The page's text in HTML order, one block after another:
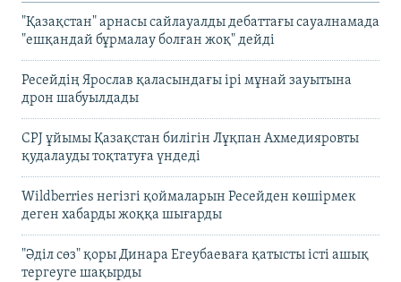
"Қазақстан" арнасы сайлауалды дебаттағы сауалнамада
"ешқандай бұрмалау болған жоқ" дейді
Ресейдің Ярослав қаласындағы ірі мұнай зауытына
дрон шабуылдады
CPJ ұйымы Қазақстан билігін Лұқпан Ахмедияровты
қудалауды тоқтатуға үндеді
Wildberries негізгі қоймаларын Ресейден көшірмек
деген хабарды жоққа шығарды
"Әділ сөз" қоры Динара Егеубаеваға қатысты істі ашық
тергеуге шақырды